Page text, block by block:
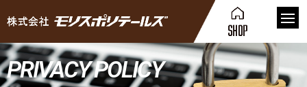
PRIVACY POLICY